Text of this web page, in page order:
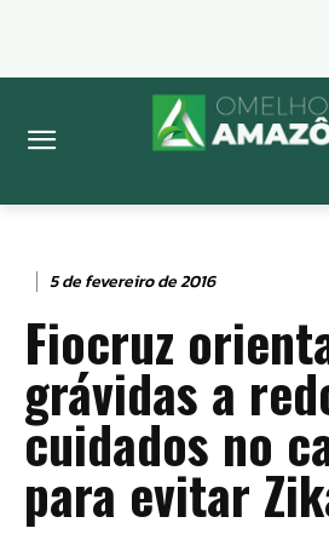
5 de fevereiro de 2016
Fiocruz
grávidas a
cuidados no
para evitar